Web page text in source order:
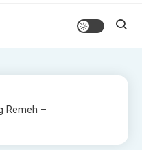
Remeh –